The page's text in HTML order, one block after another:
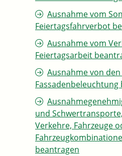
Ausnahme vom
Feiertagsfahrverbot
Ausnahme vom
Feiertagsarbeit
Ausnahme von
Fassadenbeleuchtung
und
Verkehre, Fahrzeuge
beantragen